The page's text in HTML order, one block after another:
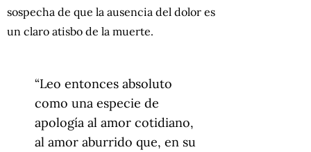
sospecha de que la ausencia del dolor es
un claro atisbo de la muerte.
“Leo entonces absoluto
como una especie de
apología al amor cotidiano,
al amor aburrido que, en su